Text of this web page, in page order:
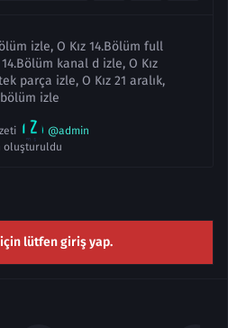
izle, O Kız 14.Bölüm full
14.Bölüm kanal d izle, O Kız
parça izle, O Kız 21 aralık,
bölüm izle
@admin
oluşturuldu
lütfen giriş yap.